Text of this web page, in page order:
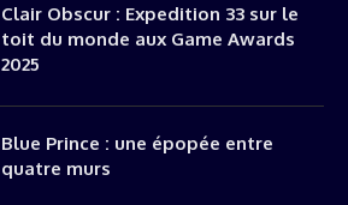
Clair Obscur : Expedition 33 sur le
toit du monde aux Game Awards
2025
Blue Prince : une épopée entre
quatre murs